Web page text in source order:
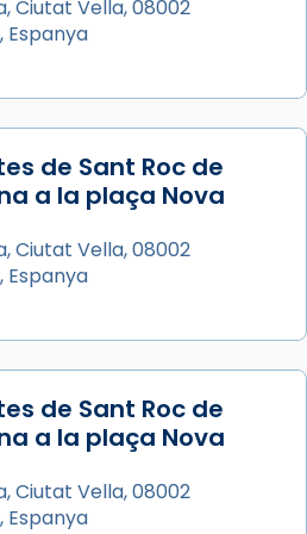
calor, ves per les
Barcelona
és juntament amb el
un dels que
de prop Jesús.
Fets (12,2) fou el primer
a Jerusalem per
l'any 44).
de les invasions
Ciutat Vella, 08002
Espanya
de Sant Roc de
a la plaça Nova
Ciutat Vella, 08002
Espanya
de Sant Roc de
a la plaça Nova
Ciutat Vella, 08002
Espanya